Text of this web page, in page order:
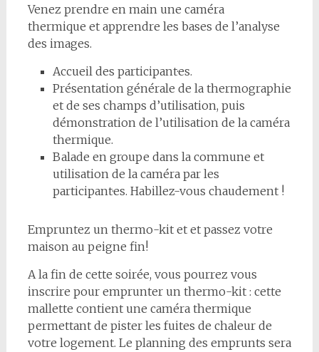
Venez prendre en main une caméra
thermique et apprendre les bases de l’analyse
des images.
Accueil des participant·es.
Présentation générale de la thermographie
et de ses champs d’utilisation, puis
démonstration de l’utilisation de la caméra
thermique.
Balade en groupe dans la commune et
utilisation de la caméra par les
participant·es. Habillez-vous chaudement !
Empruntez un thermo-kit et et passez votre
maison au peigne fin!
A la fin de cette soirée, vous pourrez vous
inscrire pour emprunter un thermo-kit : cette
mallette contient une caméra thermique
permettant de pister les fuites de chaleur de
votre logement. Le planning des emprunts sera